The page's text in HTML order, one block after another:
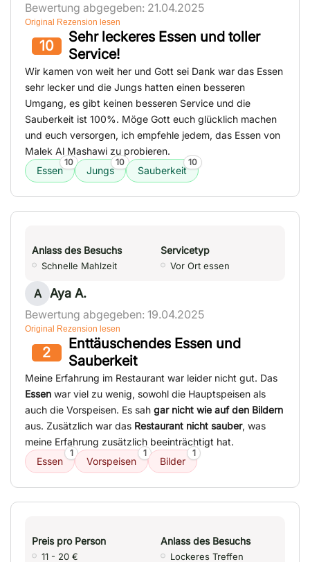
Bewertung abgegeben: 21.04.2025
Original Rezension lesen
10
Sehr leckeres Essen und toller
Service!
Wir kamen von weit her und Gott sei Dank war das Essen
sehr lecker und die Jungs hatten einen besseren
Umgang, es gibt keinen besseren Service und die
Sauberkeit ist 100%. Möge Gott euch glücklich machen
und euch versorgen, ich empfehle jedem, das Essen von
Malek Al Mashawi zu probieren.
Essen
10
Jungs
10
Sauberkeit
10
Anlass des Besuchs
Schnelle Mahlzeit
Servicetyp
Vor Ort essen
A Aya A.
Bewertung abgegeben: 19.04.2025
Original Rezension lesen
2
Enttäuschendes Essen und
Sauberkeit
Meine Erfahrung im Restaurant war leider nicht gut. Das
Essen war viel zu wenig, sowohl die Hauptspeisen als
auch die Vorspeisen. Es sah gar nicht wie auf den Bildern
aus. Zusätzlich war das Restaurant nicht sauber, was
meine Erfahrung zusätzlich beeinträchtigt hat.
Essen
1
Vorspeisen
1
Bilder
1
Preis pro Person
11 - 20 €
Anlass des Besuchs
Lockeres Treffen